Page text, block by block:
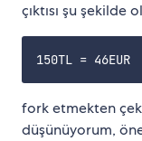
çıktısı şu şekilde
fork etmekten
düşünüyorum,